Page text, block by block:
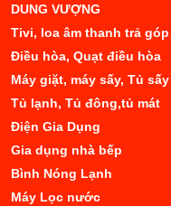
DUNG VƯỢNG
Tivi, loa âm thanh trả góp
Điều hòa, Quạt điều hòa
Máy giặt, máy sấy, Tủ
Tủ lạnh, Tủ đông,tủ mát
Điện Gia Dụng
Gia dụng nhà bếp
Bình Nóng Lạnh
Máy Lọc nước